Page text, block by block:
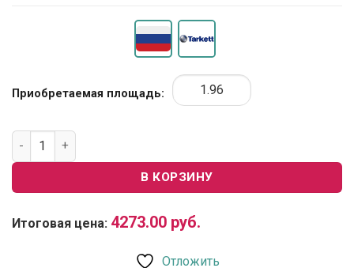
Приобретаемая площадь:
Количество товара SPC Ламинат Tarkett Future House
В КОРЗИНУ
Итоговая цена: 4273.00 руб.
Отложить